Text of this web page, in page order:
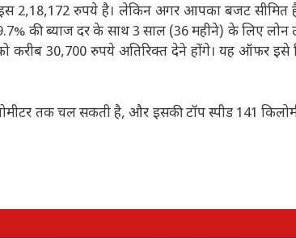
2,18,172 रुपये है। लेकिन अगर आपका बजट सीमित
की ब्याज दर के साथ 3 साल (36 महीने) के लिए
करीब 30,700 रुपये अतिरिक्त देने होंगे। यह ऑफर
तक चल सकती है, और इसकी टॉप स्पीड 141